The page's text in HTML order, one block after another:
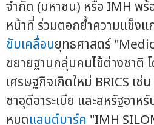
จำกัด (มหาชน) หรือ IMH พร้
หน้าที่ ร่วมตอกย้ำความแข็งแ
ขับเคลื่อนยุทธศาสตร์
ขยายฐานกลุ่มคนไข้ต่างชาติ โ
เศรษฐกิจเกิดใหม่ BRICS เช่
ซาอุดีอาระเบีย และสหรัฐอาห
หมุดแลนด์มาร์ค "IMH